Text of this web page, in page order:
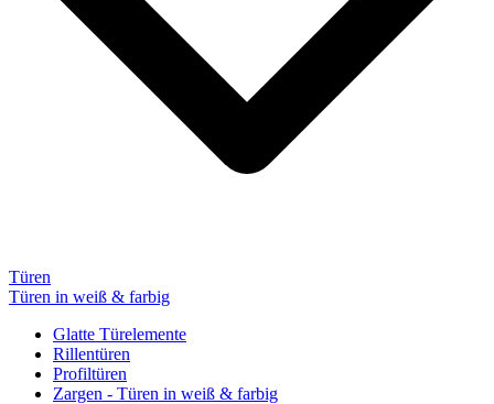
Türen
Türen in weiß & farbig
Glatte Türelemente
Rillentüren
Profiltüren
Zargen - Türen in weiß & farbig